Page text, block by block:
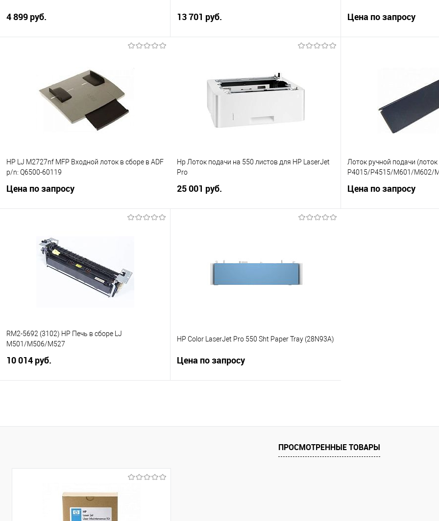
4 899 руб.
Купить в 1 клик
Сравнение
В избранное
13 701 руб.
Купить в 1 клик
Сравнение
Цена по запросу
HP LJ M2727nf MFP Входной лоток в сборе в ADF
p/n: Q6500-60119
Цена по запросу
Купить в 1 клик
В избранное
Hp Лоток подачи на 550 листов для HP LaserJet
Pro
25 001 руб.
Лоток ручной подачи (лоток
P4015/P4515/M601/M602/
Цена по запросу
RM2-5692 (3102) HP Печь в сборе LJ
M501/M506/M527
10 014 руб.
Купить в 1 клик
Сравнение
HP Color LaserJet Pro 550 Sht Paper Tray (28N93A)
Цена по запросу
Купить в 1 клик
Сравнение
ПРОСМОТРЕННЫЕ ТОВАРЫ